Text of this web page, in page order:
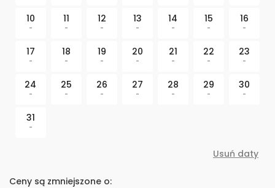
10
-
11
-
12
-
13
-
14
-
15
-
16
-
17
-
18
-
19
-
20
-
21
-
22
-
23
-
24
-
25
-
26
-
27
-
28
-
29
-
30
-
31
-
Usuń daty
Ceny są zmniejszone o: